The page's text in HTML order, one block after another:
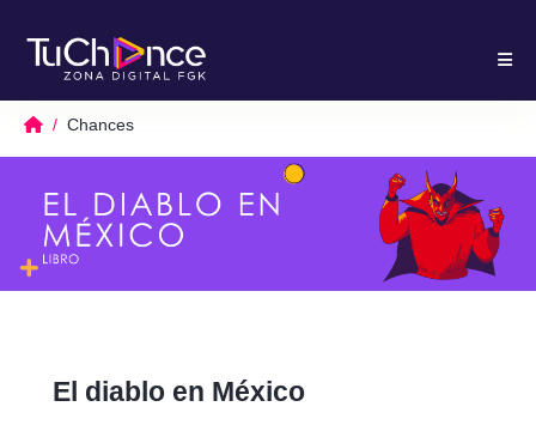
Chances
El diablo en México